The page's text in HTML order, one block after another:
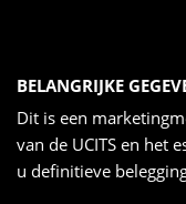
BELANGRIJKE
Dit is een
van de UCITS en het
u definitieve